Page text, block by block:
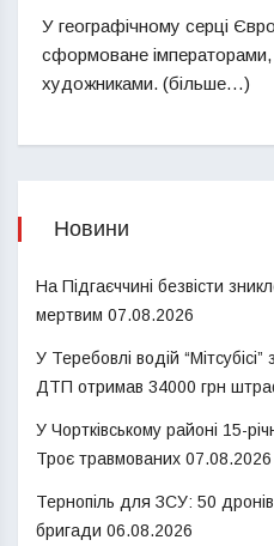
У географічному серці
сформоване
художниками. (більше…)
Новини
На Підгаєччині безвісти
мертвим 07.08.2026
У Теребовлі водій
ДТП отримав 34000 грн
У Чортківському районі 15-
Троє травмованих 07.08.2026
Тернопіль для ЗСУ: 50
бригади 06.08.2026